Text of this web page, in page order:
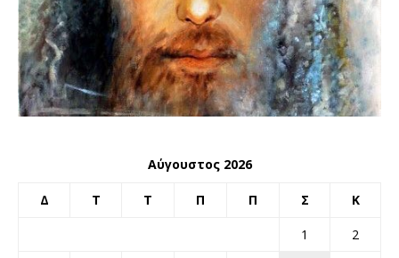
Αύγουστος 2026
Δ Τ Τ Π Π Σ Κ
1
2